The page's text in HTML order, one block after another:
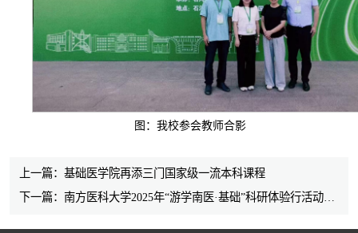
图：我校参会教师合影
上一篇：基础医学院再添三门国家级一流本科课程
下一篇：南方医科大学2025年“游学南医·基础”科研体验行活动通知